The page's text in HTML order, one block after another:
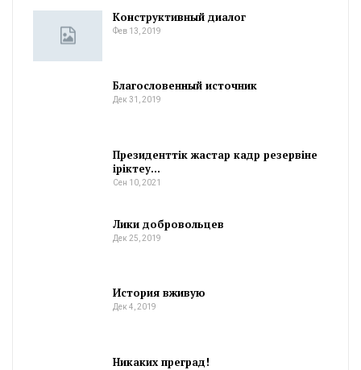
Конструктивный диалог
Фев 13, 2019
Благословенный источник
Дек 31, 2019
Президенттік жастар кадр резервіне
іріктеу…
Сен 10, 2021
Лики добровольцев
Дек 25, 2019
История вживую
Дек 4, 2019
Никаких преград!